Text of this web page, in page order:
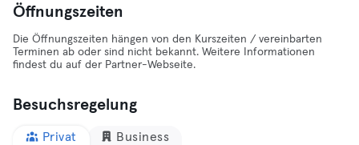
Öffnungszeiten
Die Öffnungszeiten hängen von den Kurszeiten / vereinbarten
Terminen ab oder sind nicht bekannt. Weitere Informationen
findest du auf der Partner-Webseite.
Besuchsregelung
Privat Business